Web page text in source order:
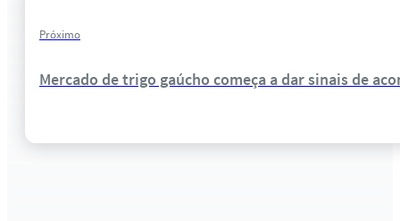
Próximo
Mercado de trigo gaúcho começa a dar sinais de